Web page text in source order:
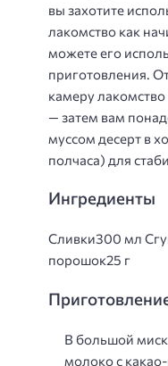
вы захотите
лакомство как
можете его
приготовления.
камеру
— затем вам
муссом десерт в
полчаса) для
Ингредиенты
Сливки300 мл
порошок25 г
В большой
молоко с